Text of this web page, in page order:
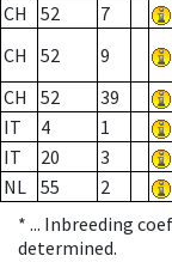
CH
52 7
CH
52 9
CH
52 39
IT
4 1
IT
20 3
NL 55 2
* ... Inbreeding
determined.